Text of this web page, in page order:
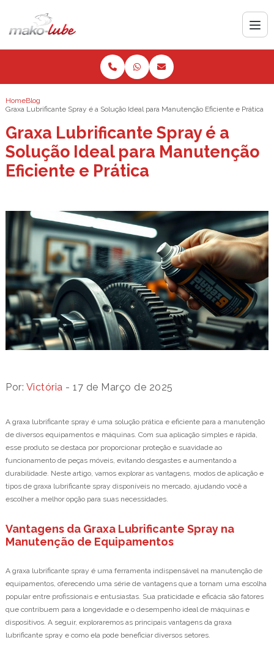
HomeBlog
Graxa Lubrificante Spray é a Solução Ideal para Manutenção Eficiente e Prática
Graxa Lubrificante Spray é a
Solução Ideal para Manutenção
Eficiente e Prática
Por: Victória - 17 de Março de 2025
A graxa lubrificante spray é uma solução prática e eficiente para a manutenção
de diversos equipamentos e máquinas. Com sua aplicação simples e rápida,
esse produto se destaca por proporcionar proteção e suavidade ao
funcionamento de peças móveis, evitando desgastes e aumentando a
durabilidade. Neste artigo, vamos explorar as vantagens, modos de aplicação e
tipos de graxa lubrificante spray disponíveis no mercado, ajudando você a
escolher a melhor opção para suas necessidades.
Vantagens da Graxa Lubrificante Spray na
Manutenção de Equipamentos
A graxa lubrificante spray é uma ferramenta indispensável na manutenção de
equipamentos, oferecendo uma série de vantagens que a tornam uma escolha
popular entre profissionais e entusiastas. Sua praticidade e eficácia são fatores
que contribuem para a longevidade e o desempenho ideal de máquinas e
dispositivos. A seguir, exploraremos as principais vantagens da graxa
lubrificante spray e como ela pode beneficiar diversos setores.